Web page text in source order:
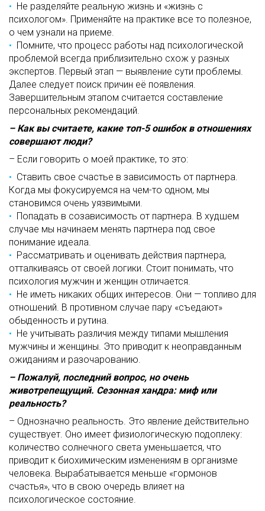
Не разделяйте реальную жизнь и «жизнь с
психологом». Применяйте на практике все то полезное,
о чем узнали на приеме.
Помните, что процесс работы над психологической
проблемой всегда приблизительно схож у разных
экспертов. Первый этап — выявление сути проблемы.
Далее следует поиск причин её появления.
Завершительным этапом считается составление
персональных рекомендаций.
– Как вы считаете, какие топ-5 ошибок в отношениях
совершают люди?
– Если говорить о моей практике, то это:
Ставить свое счастье в зависимость от партнера.
Когда мы фокусируемся на чем-то одном, мы
становимся очень уязвимыми.
Попадать в созависимость от партнера. В худшем
случае мы начинаем менять партнера под свое
понимание идеала.
Рассматривать и оценивать действия партнера,
отталкиваясь от своей логики. Стоит понимать, что
психология мужчин и женщин отличается.
Не иметь никаких общих интересов. Они — топливо для
отношений. В противном случае пару «съедают»
обыденность и рутина.
Не учитывать различия между типами мышления
мужчины и женщины. Это приводит к неоправданным
ожиданиям и разочарованию.
– Пожалуй, последний вопрос, но очень
животрепещущий. Сезонная хандра: миф или
реальность?
– Однозначно реальность. Это явление действительно
существует. Оно имеет физиологическую подоплеку:
количество солнечного света уменьшается, что
приводит к биохимическим изменениям в организме
человека. Вырабатывается меньше «гормонов
счастья», что в свою очередь влияет на
психологическое состояние.